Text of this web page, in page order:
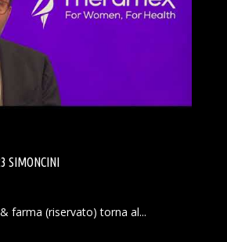
SIMONCINI
farma (riservato) torna al...